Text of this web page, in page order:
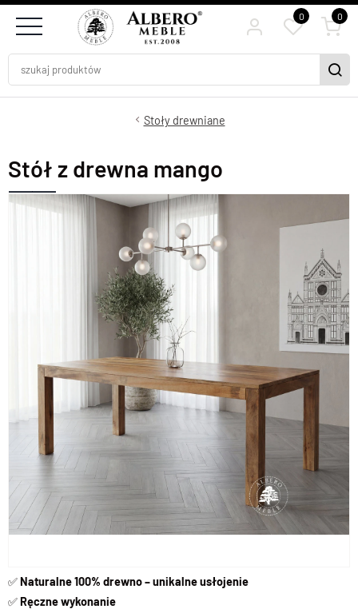
0 0
Stoły drewniane
Stół z drewna mango
✅Naturalne 100% drewno – unikalne usłojenie
✅Ręczne wykonanie